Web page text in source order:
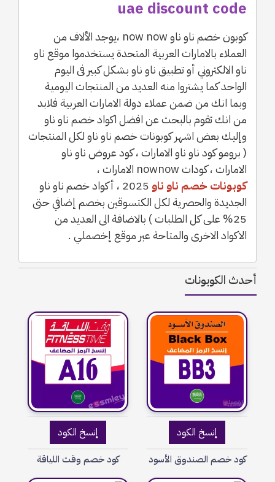
uae discount code
كوبون خصم ناو ناو now now ،يوجد الألاف من
العملاء بالامارات العربية المتحدة يستخدموا موقع ناو
ناو الالكتروني أو تطبيق ناو ناو بشكل كبير فى اليوم
الواحد كما يشتروا منه العديد من المنتجات اليومية
وبما انك من ضمن عملاء دولة الامارات العربية فلابد
من انك تقوم بالبحث عن افضل اكواد خصم ناو ناو
وإليك بعض اشهر كوبونات خصم ناو ناو لكل المنتجات
( برومو كود ناو ناو الامارات ، كود عروض ناو ناو
الامارات ، كودات nownow الامارات ،
كوبونات خصم ناو ناو
2025 ، أكواد خصم ناو ناو
الجديدة والحصرية لكل الكتسوقين بخصم إضافي حتى
25% على كل الطلبات ) بالاضافة الى العديد من
الاكواد الاخرى والمتاحة عبر موقع إخصملي .
أحدث الكوبونات
إنسخ الكود
كود خصم الصندوق الأسود
إنسخ الكود
كود خصم وقت اللياقة